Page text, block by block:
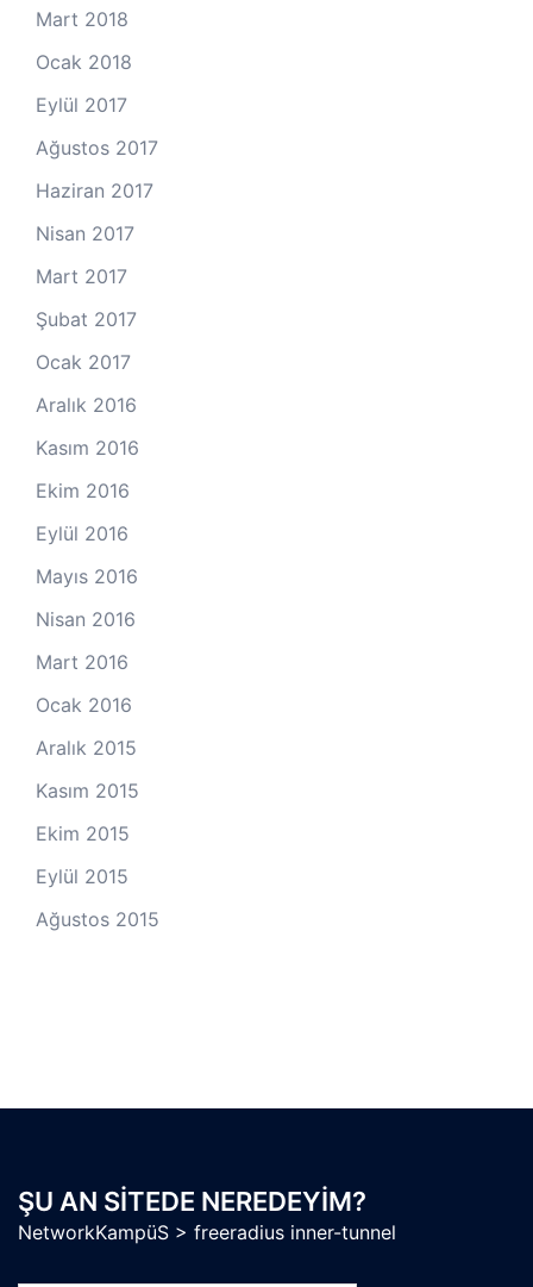
Mart 2018
Ocak 2018
Eylül 2017
Ağustos 2017
Haziran 2017
Nisan 2017
Mart 2017
Şubat 2017
Ocak 2017
Aralık 2016
Kasım 2016
Ekim 2016
Eylül 2016
Mayıs 2016
Nisan 2016
Mart 2016
Ocak 2016
Aralık 2015
Kasım 2015
Ekim 2015
Eylül 2015
Ağustos 2015
ŞU AN SITEDE NEREDEYIM?
NetworkKampüS > freeradius inner-tunnel